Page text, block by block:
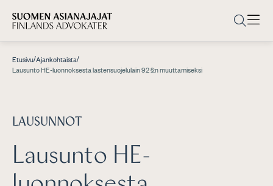
Etusivu/Ajankohtaista/
Lausunto HE-luonnoksesta lastensuojelulain 92 §:n muuttamiseksi
LAUSUNNOT
Lausunto HE-